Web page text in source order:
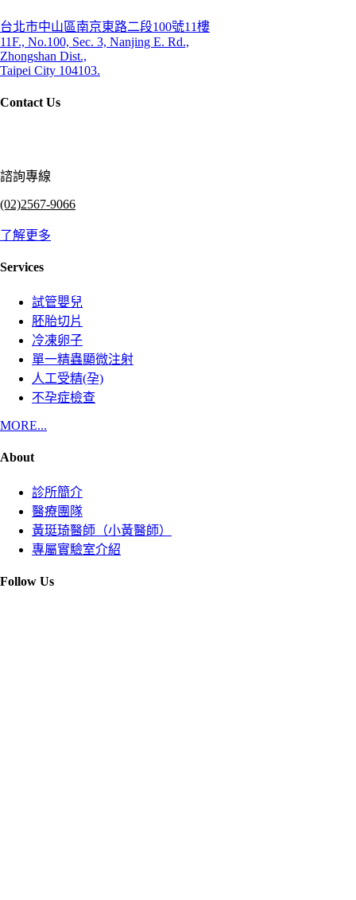
台北市中山區南京東路二段100號11樓
11F., No.100, Sec. 3, Nanjing E. Rd.,
Zhongshan Dist.,
Taipei City 104103.
Contact Us
諮詢專線
(02)2567-9066
了解更多
Services
試管嬰兒
胚胎切片
冷凍卵子
單一精蟲顯微注射
人工受精(孕)
不孕症檢查
MORE...
About
診所簡介
醫療團隊
黃珽琦醫師（小黃醫師）
專屬實驗室介紹
Follow Us